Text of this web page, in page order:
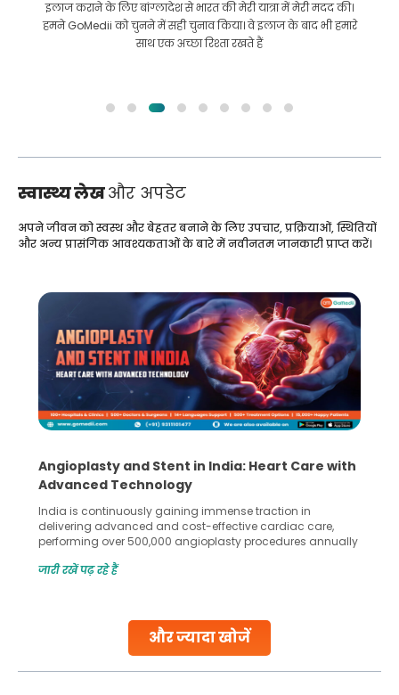
इलाज कराने के लिए बांग्लादेश से भारत की मेरी यात्रा में मेरी मदद की।
हमने GoMedii को चुनने में सही चुनाव किया। वे इलाज के बाद भी हमारे
साथ एक अच्छा रिश्ता रखते हैं
स्वास्थ्य लेखऔर अपडेट
और ज्यादा खोजें
अपने जीवन को स्वस्थ और बेहतर बनाने के लिए उपचार, प्रक्रियाओं, स्थितियों
और अन्य प्रासंगिक आवश्यकताओं के बारे में नवीनतम जानकारी प्राप्त करें।
Angioplasty and Stent in India: Heart Care with
Advanced Technology
India is continuously gaining immense traction in
delivering advanced and cost-effective cardiac care,
performing over 500,000 angioplasty procedures annually
globe are searching for treatments like angioplasty and
Studies, such as one published
जारी रखें पढ़ रहे हैं